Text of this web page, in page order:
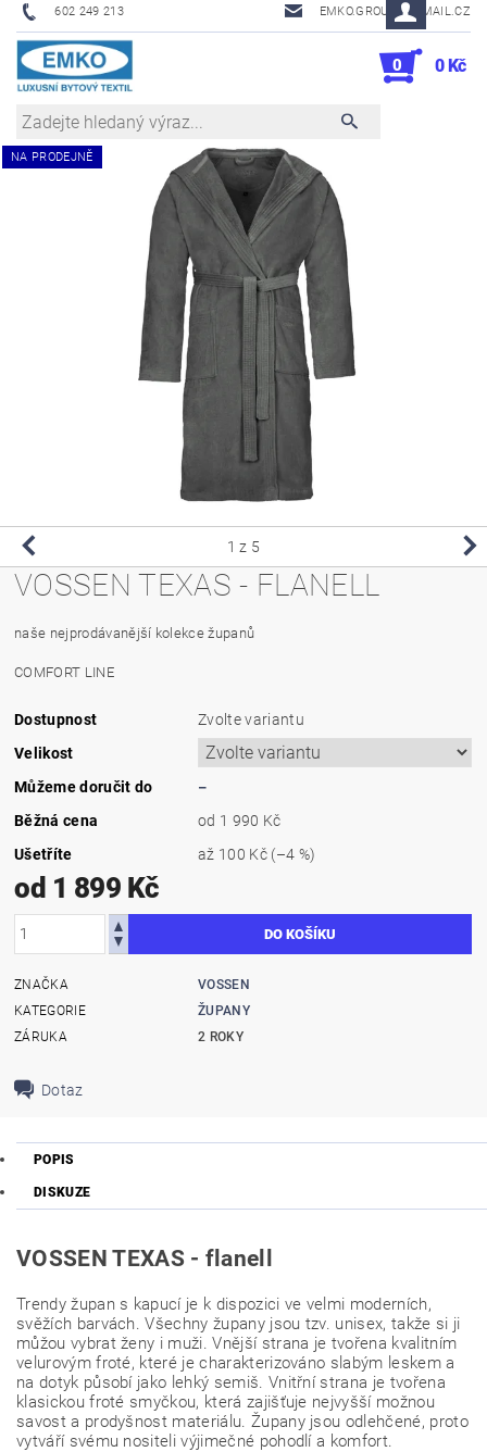
602 249 213 EMKO.GROUSL@EMAIL.CZ
0 0 Kč
NA PRODEJNĚ
1 z 5
VOSSEN TEXAS - FLANELL
naše nejprodávanější kolekce županů
COMFORT LINE
Dostupnost
Zvolte variantu
Velikost
Můžeme doručit do
–
Běžná cena
od 1 990 Kč
Ušetříte
až 100 Kč (–4 %)
od 1 899 Kč
ZNAČKA
VOSSEN
KATEGORIE
ŽUPANY
ZÁRUKA
2 ROKY
Dotaz
POPIS
DISKUZE
VOSSEN TEXAS - flanell
Trendy župan s kapucí je k dispozici ve velmi moderních,
svěžích barvách. Všechny župany jsou tzv. unisex, takže si ji
můžou vybrat ženy i muži. Vnější strana je tvořena kvalitním
velurovým froté, které je charakterizováno slabým leskem a
na dotyk působí jako lehký semiš. Vnitřní strana je tvořena
klasickou froté smyčkou, která zajišťuje nejvyšší možnou
savost a prodyšnost materiálu. Župany jsou odlehčené, proto
vytváří svému nositeli výjimečné pohodlí a komfort.